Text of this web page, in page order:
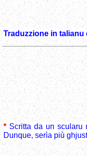
Traduzzione in
* Scritta da un scularu
Dunque, serìa più